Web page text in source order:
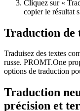
Cliquez sur «
copier le résultat
Traduction de
Traduisez des textes
russe. PROMT.One
options de traduction
Traduction
précision et